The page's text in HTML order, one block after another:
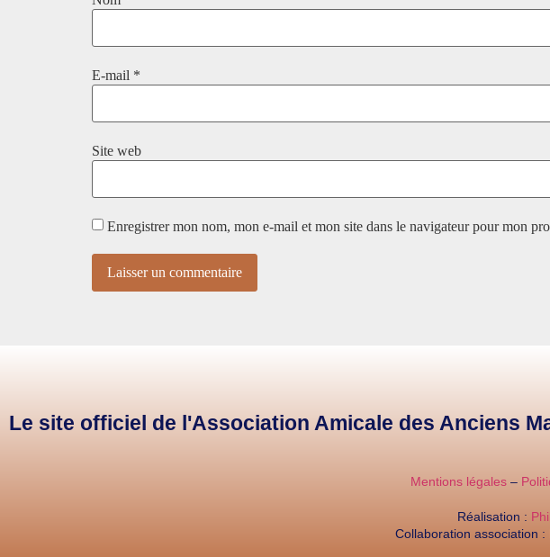
E-mail *
Site web
Enregistrer mon nom, mon e-mail et mon site dans le navigateur pour mon
Le site officiel de l'Association Amicale des Anciens
Mentions légales –
Réalisation :
Collaboration association